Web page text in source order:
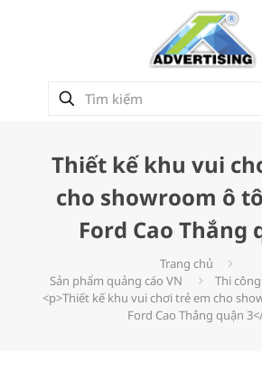
Thiết kế khu vui
cho showroom ô
Ford Cao Thắng
Trang chủ
Sản phẩm quảng cáo VN
Thi
<p>Thiết kế khu vui chơi trẻ em cho
Ford Cao Thắng quận